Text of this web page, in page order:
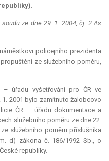
ze dne 29. 1. 2004, čj. 2 As
policejního prezidenta
ze služebního poměru,
– úřadu vyšetřování pro ČR ve
2001 bylo zamítnuto žalobcovo
ČR – úřadu dokumentace a
služebního poměru ze dne 22.
služebního poměru příslušníka
d) zákona č. 186/1992 Sb., o
republiky.